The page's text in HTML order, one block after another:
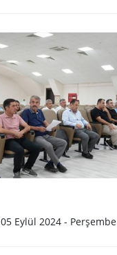
05 Eylül 2024 -